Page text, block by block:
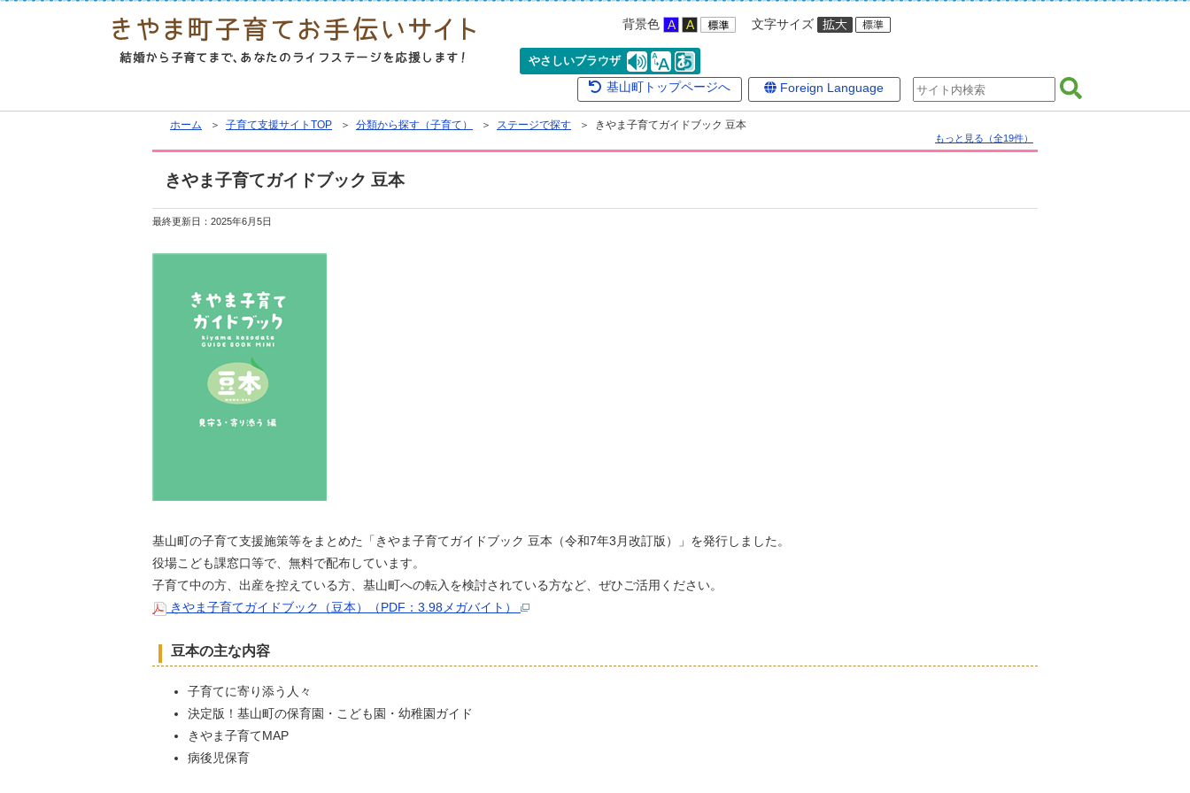
背景色 文字サイズ
やさしいブラウザ
基山町トップページへ Foreign Language
ホーム ＞ 子育て支援サイトTOP ＞ 分類から探す（子育て） ＞ ステージで探す ＞ きやま子育てガイドブック 豆本
もっと見る（全19件）
きやま子育てガイドブック 豆本
最終更新日： 2025年6月5日
基山町の子育て支援施策等をまとめた「きやま子育てガイドブック 豆本（令和7年3月改訂版）」を発行しました。
役場こども課窓口等で、無料で配布しています。
子育て中の方、出産を控えている方、基山町への転入を検討されている方など、ぜひご活用ください。
きやま子育てガイドブック（豆本）（PDF：3.98メガバイト）
豆本の主な内容
子育てに寄り添う人々
決定版！基山町の保育園・こども園・幼稚園ガイド
きやま子育てMAP
病後児保育